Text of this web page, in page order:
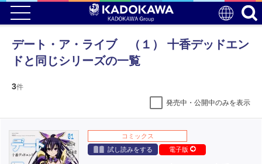
デート・ア・ライブ （１） 十香デッドエン
ドと同じシリーズの一覧
3件
発売中・公開中のみを表示
コミックス
試し読みをする
電子版